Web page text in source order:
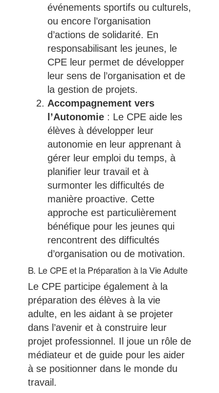
événements sportifs ou culturels,
ou encore l’organisation
d’actions de solidarité. En
responsabilisant les jeunes, le
CPE leur permet de développer
leur sens de l’organisation et de
la gestion de projets.
Accompagnement vers
l’Autonomie: Le CPE aide les
élèves à développer leur
autonomie en leur apprenant à
gérer leur emploi du temps, à
planifier leur travail et à
surmonter les difficultés de
manière proactive. Cette
approche est particulièrement
bénéfique pour les jeunes qui
rencontrent des difficultés
d’organisation ou de motivation.
B. Le CPE et la Préparation à la Vie Adulte
Le CPE participe également à la
préparation des élèves à la vie
adulte, en les aidant à se projeter
dans l’avenir et à construire leur
projet professionnel. Il joue un rôle de
médiateur et de guide pour les aider
à se positionner dans le monde du
travail.